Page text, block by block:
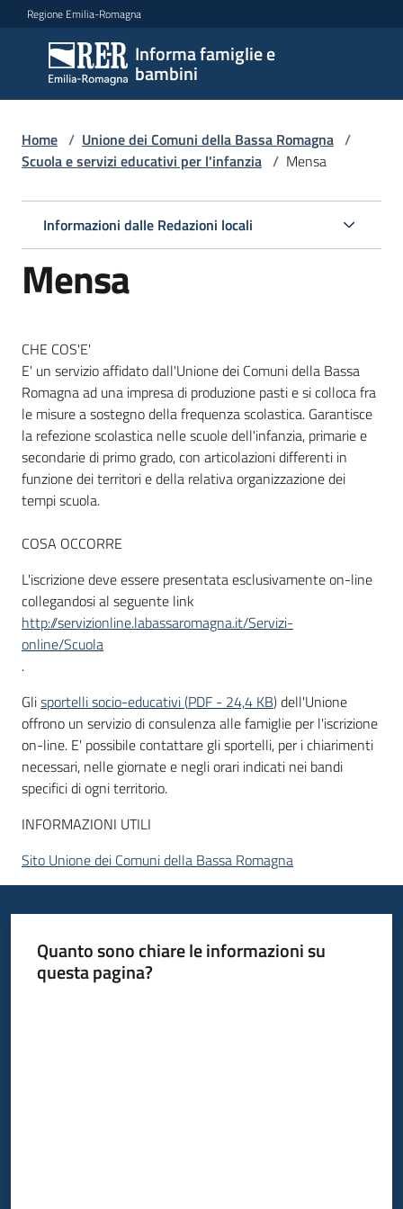
Vai al contenuto
Vai alla navigazione
Vai al footer
Regione Emilia-Romagna
Informa famiglie e
bambini
Informa
famiglie
e
bambini
Argomenti
Servizi
per
le
famiglie
Informazioni
locali
Newsletter
Home / Unione dei Comuni della Bassa Romagna /
Scuola e servizi educativi per l'infanzia / Mensa
Informazioni dalle Redazioni locali
Mensa
CHE COS'E'
E' un servizio affidato dall'Unione dei Comuni della Bassa
Romagna ad una impresa di produzione pasti e si colloca fra
le misure a sostegno della frequenza scolastica. Garantisce
la refezione scolastica nelle scuole dell'infanzia, primarie e
secondarie di primo grado, con articolazioni differenti in
funzione dei territori e della relativa organizzazione dei
tempi scuola.
COSA OCCORRE
L'iscrizione deve essere presentata esclusivamente on-line
collegandosi al seguente link
http://servizionline.labassaromagna.it/Servizi-
online/Scuola
.
Glisportelli socio-educativi(PDF - 24,4 KB)dell'Unione
offrono un servizio di consulenza alle famiglie per l'iscrizione
on-line. E' possibile contattare gli sportelli, per i chiarimenti
necessari, nelle giornate e negli orari indicati nei bandi
specifici di ogni territorio.
INFORMAZIONI UTILI
Sito Unione dei Comuni della Bassa Romagna
Quanto sono chiare le informazioni su
questa pagina?